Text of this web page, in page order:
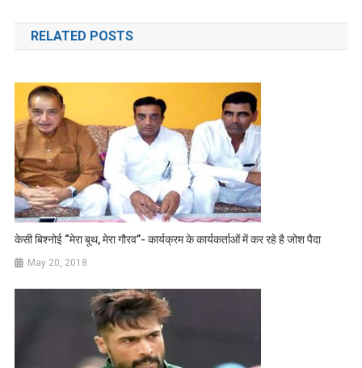
navigation
RELATED POSTS
केसी बिश्नोई “मेरा बूथ, मेरा गौरव”- कार्यक्रम के कार्यकर्ताओं में कर रहे है जोश पैदा
May 20, 2018